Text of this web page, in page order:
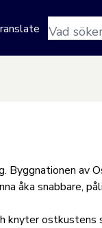
Sökfras
Byggnationen av
åka snabbare,
ostkustens